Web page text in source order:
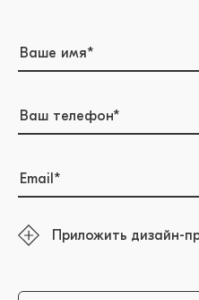
Приложить дизайн-